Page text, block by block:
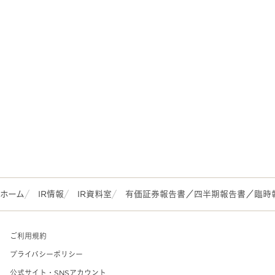
ホーム IR情報 IR資料室 有価証券報告書／四半期報告書／臨時
ご利用規約
プライバシーポリシー
公式サイト・SNSアカウント